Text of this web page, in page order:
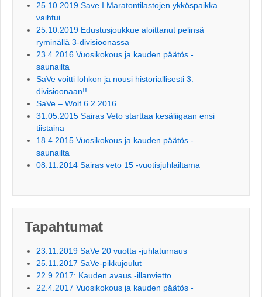
25.10.2019 Save I Maratontilastojen ykköspaikka
vaihtui
25.10.2019 Edustusjoukkue aloittanut pelinsä
ryminällä 3-divisioonassa
23.4.2016 Vuosikokous ja kauden päätös -
saunailta
SaVe voitti lohkon ja nousi historiallisesti 3.
divisioonaan!!
SaVe – Wolf 6.2.2016
31.05.2015 Sairas Veto starttaa kesäliigaan ensi
tiistaina
18.4.2015 Vuosikokous ja kauden päätös -
saunailta
08.11.2014 Sairas veto 15 -vuotisjuhlailtama
Tapahtumat
23.11.2019 SaVe 20 vuotta -juhlaturnaus
25.11.2017 SaVe-pikkujoulut
22.9.2017: Kauden avaus -illanvietto
22.4.2017 Vuosikokous ja kauden päätös -